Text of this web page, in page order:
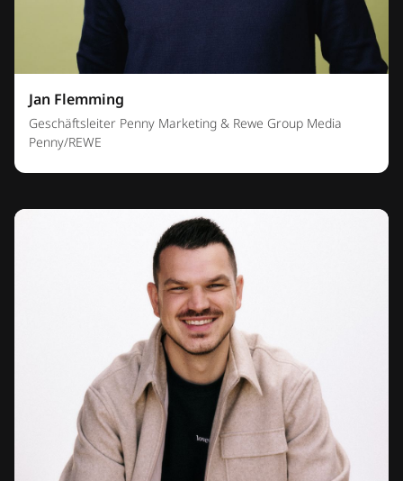
Jan Flemming
Geschäftsleiter Penny Marketing & Rewe Group Media
Penny/REWE